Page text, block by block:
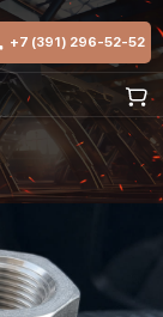
+7 (391) 296-52-52